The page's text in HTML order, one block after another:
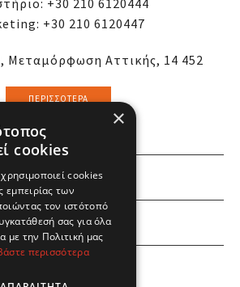
+30 210 6120447
Μεταμόρφωση Αττικής, 14 452
ΠΕΡΙΣΣΌΤΕΡΑ
ΕΜΕΙΣ
ΕΣΕΙΣ
×
cookies
cookies
εμπειρίας των
τον ιστότοπό
σας για όλα
την Πολιτική μας
περισσότερα